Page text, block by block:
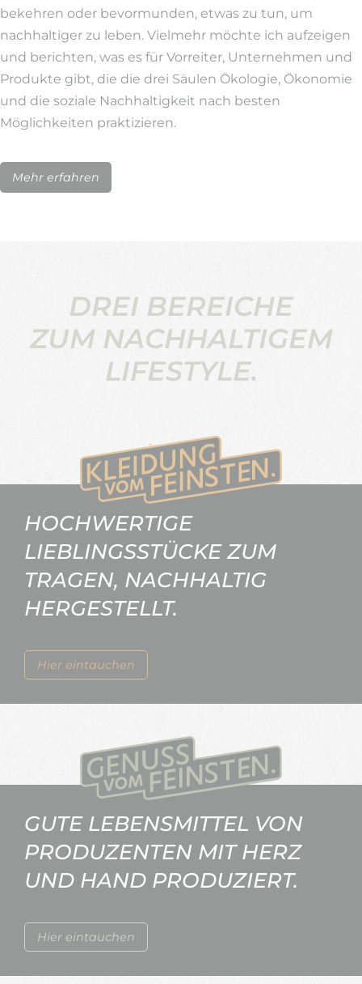
bekehren oder bevormunden, etwas zu tun, um
nachhaltiger zu leben. Vielmehr möchte ich aufzeigen
und berichten, was es für Vorreiter, Unternehmen und
Produkte gibt, die die drei Säulen Ökologie, Ökonomie
und die soziale Nachhaltigkeit nach besten
Möglichkeiten praktizieren.
Mehr erfahren
DREI BEREICHE
ZUM NACHHALTIGEM
LIFESTYLE.
Hier eintauchen
HOCHWERTIGE
LIEBLINGSSTÜCKE ZUM
TRAGEN, NACHHALTIG
HERGESTELLT.
Hier eintauchen
GUTE LEBENSMITTEL VON
PRODUZENTEN MIT HERZ
UND HAND PRODUZIERT.